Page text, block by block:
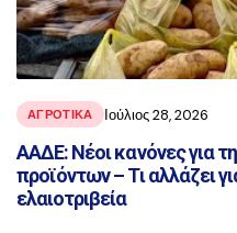
ΑΓΡΟΤΙΚΑ Ιούλιος 28, 2026
ΑΑΔΕ: Νέοι κανόνες για
προϊόντων – Τι αλλάζει
ελαιοτριβεία